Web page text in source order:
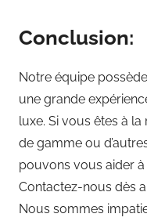
Conclusion:
Notre équipe
une grande
luxe. Si vous êtes à
de gamme ou
pouvons vous aider
Contactez-nous dès
Nous sommes